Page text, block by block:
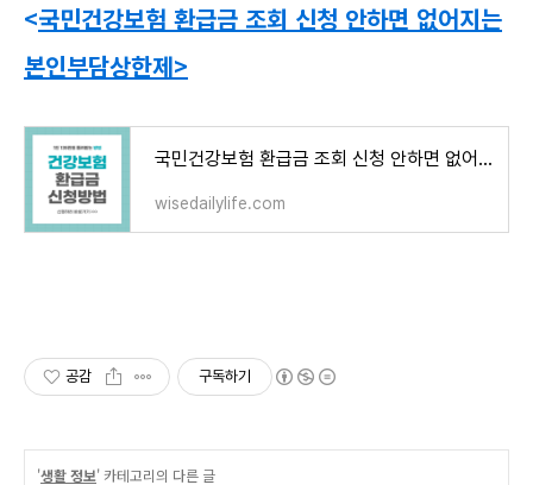
<국민건강보험 환급금 조회 신청 안하면 없어지는
본인부담상한제>
국민건강보험 환급금 조회 신청 안하면 없어지는 본인부담상한제
wisedailylife.com
공감 구독하기
'생활 정보' 카테고리의 다른 글